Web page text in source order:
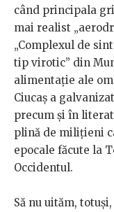
când principala
mai realist
„Complexul de
tip virotic” din
alimentație ale
Ciucaș a
precum și în
plină de milițieni
epocale făcute la
Occidentul.
Să nu uităm,